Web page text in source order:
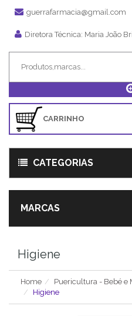
guerrafarmacia@gmail.com
Diretora Técnica: Maria João
CARRINHO
CATEGORIAS
MARCAS
Higiene
Home Puericultura - Bebé e
Higiene